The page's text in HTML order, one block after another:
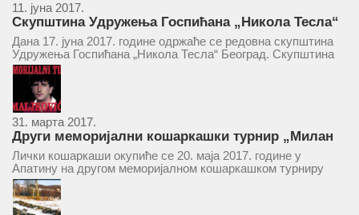
11. јуна 2017.
Скупштина Удружења Госпићана „Никола Тесла“
у суботу 17. јуна 2017.
Дана 17. јуна 2017. године одржаће се редовна скупштина
Удружења Госпићана „Никола Тесла“ Београд. Скупштина
ће се одржати у простору ресторана „Тесла“, Савски трг бр.
9 Београд, у 11 часова. За Скупштину је предложен...
31. марта 2017.
Други меморијални кошаркашки турнир „Милан
Маљковић Маљак“ у Апатину 20. маја 2017.
Лички кошаркаши окупиће се 20. маја 2017. године у
Апатину на другом меморијалном кошаркашком турниру
„Милан Маљковић Маљак“. Као и прошле године,
учествоваће екипе Госпића, Личког Осика, Плашког, као и
комбинована екипа кошаркаша из...